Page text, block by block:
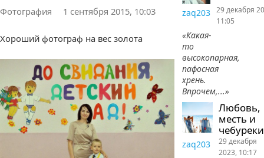
Фотография 1 сентября 2015, 10:03
Хороший фотограф на вес золота
zaq203
«Какая-
то
высокопарная,
пафосная
хрень.
Впрочем,...»
29 декабря
11:05
Любовь,
месть и
чебуреки
zaq203
29 декабря
2023, 10:17